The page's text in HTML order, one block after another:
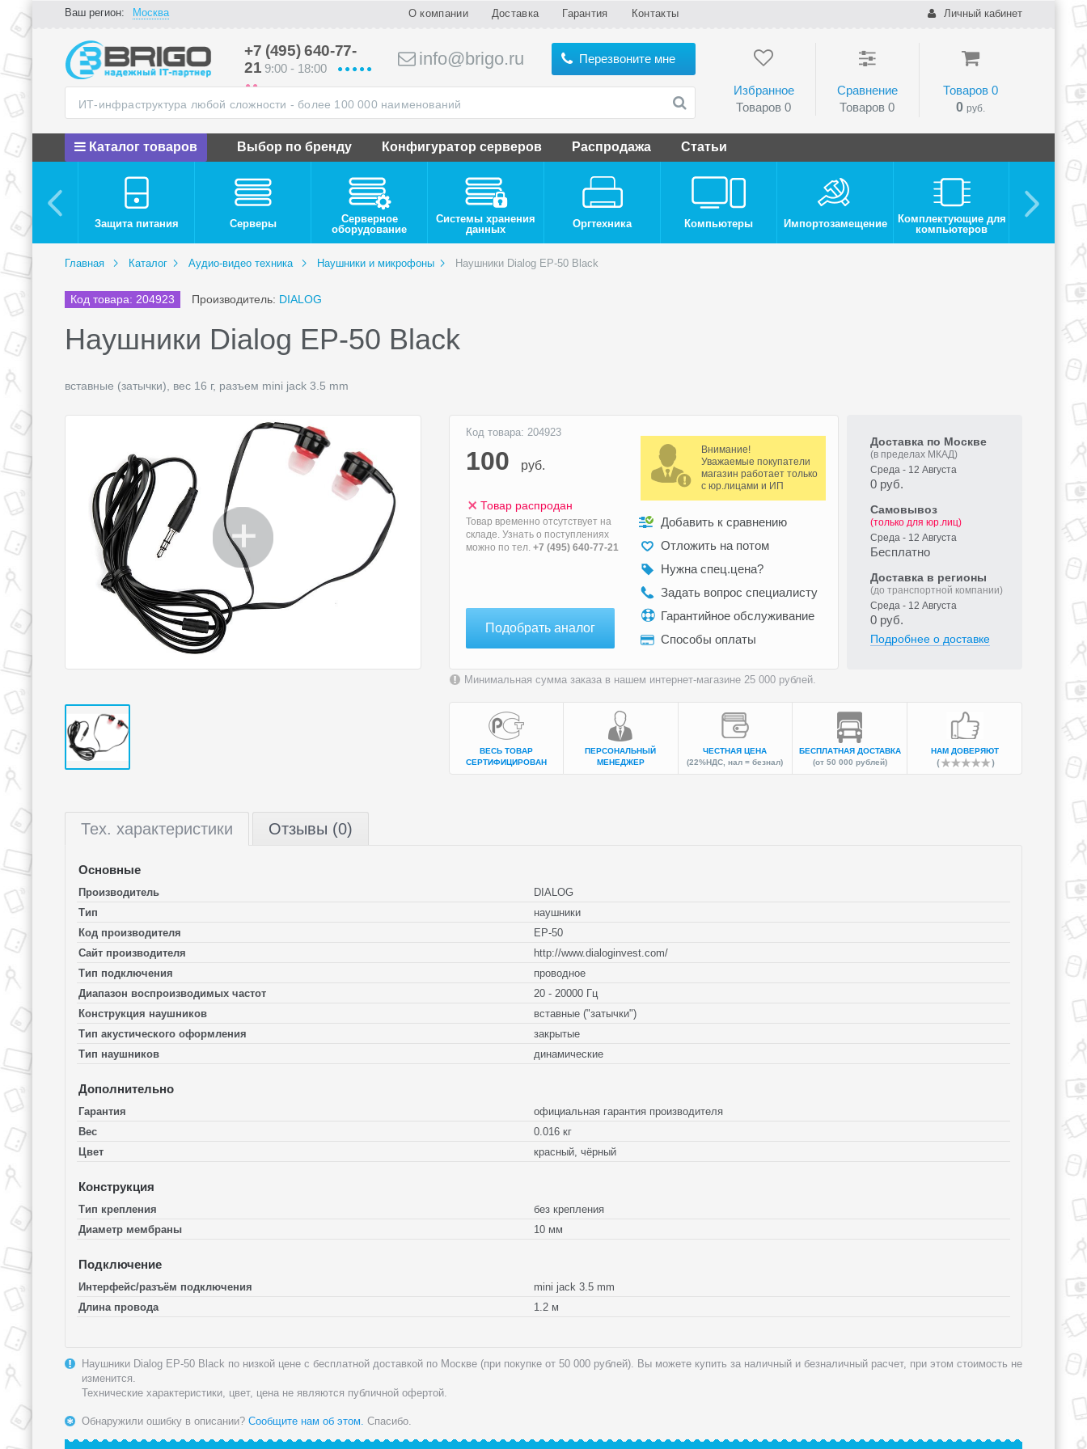
Ваш регион: Москва О компании Доставка Гарантия Контакты Личный кабинет
+7 (495) 640-77-
21 9:00 - 18:00 info@brigo.ru Перезвоните мне
Избранное
Товаров 0
Сравнение
Товаров 0
Товаров 0
0 руб.
Каталог товаров Выбор по бренду Конфигуратор серверов Распродажа Статьи
Защита питания Серверы
Серверное
оборудование
Системы хранения
данных
Оргтехника Компьютеры Импортозамещение
Комплектующие для
компьютеров
Главная Каталог Аудио-видео техника Наушники и микрофоны Наушники Dialog EP-50 Black
Код товара: 204923 Производитель: DIALOG
Наушники Dialog EP-50 Black
вставные (затычки), вес 16 г, разъем mini jack 3.5 mm
Код товара: 204923
100 руб.
Товар распродан
Товар временно отсутствует на
складе. Узнать о поступлениях
можно по тел. +7 (495) 640-77-21
Подобрать аналог
Внимание!
Уважаемые покупатели
магазин работает только
с юр.лицами и ИП
Добавить к сравнению
Отложить на потом
Нужна спец.цена?
Задать вопрос специалисту
Гарантийное обслуживание
Способы оплаты
Доставка по Москве
(в пределах МКАД)
Среда - 12 Августа
0 руб.
Самовывоз
(только для юр.лиц)
Среда - 12 Августа
Бесплатно
Доставка в регионы
(до транспортной компании)
Среда - 12 Августа
0 руб.
Подробнее о доставке
Минимальная сумма заказа в нашем интернет-магазине 25 000 рублей.
ВЕСЬ ТОВАР
СЕРТИФИЦИРОВАН
ПЕРСОНАЛЬНЫЙ
МЕНЕДЖЕР
ЧЕСТНАЯ ЦЕНА
(22%НДС, нал = безнал)
БЕСПЛАТНАЯ ДОСТАВКА
(от 50 000 рублей)
НАМ ДОВЕРЯЮТ
Тех. характеристики Отзывы (0)
Основные
Производитель
DIALOG
Тип
наушники
Код производителя
EP-50
Сайт производителя
http://www.dialoginvest.com/
Тип подключения
проводное
Диапазон воспроизводимых частот
20 - 20000 Гц
Конструкция наушников
вставные ("затычки")
Тип акустического оформления
закрытые
Тип наушников
динамические
Дополнительно
Гарантия
официальная гарантия производителя
Вес
0.016 кг
Цвет
красный, чёрный
Конструкция
Тип крепления
без крепления
Диаметр мембраны
10 мм
Подключение
Интерфейс/разъём подключения
mini jack 3.5 mm
Длина провода
1.2 м
Наушники Dialog EP-50 Black по низкой цене с бесплатной доставкой по Москве (при покупке от 50 000 рублей). Вы можете купить за наличный и безналичный расчет, при этом стоимость не
изменится.
Технические характеристики, цвет, цена не являются публичной офертой.
Обнаружили ошибку в описании? Сообщите нам об этом. Спасибо.